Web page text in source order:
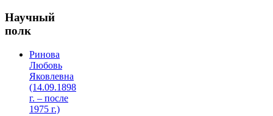
Научный
полк
Ринова
Любовь
Яковлевна
(14.09.1898
г. – после
1975 г.)